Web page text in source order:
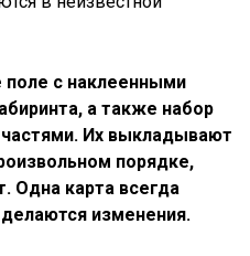
поле с наклеенными
а также набор
Их выкладывают
порядке,
Одна карта всегда
изменения.